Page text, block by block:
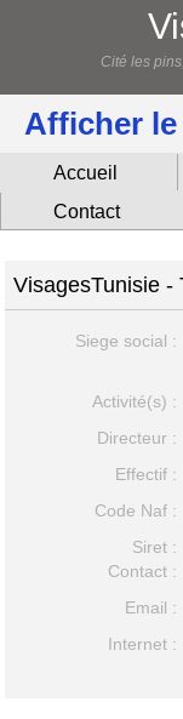
Cité les
Afficher
Accueil
Contact
VisagesTunisie -
Siege social :
Activité(s) :
Directeur :
Effectif :
Code Naf :
Siret :
Contact :
Email :
Internet :